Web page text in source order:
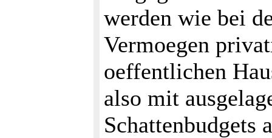
werden wie bei
Vermoegen
oeffentlichen
also mit
Schattenbudgets